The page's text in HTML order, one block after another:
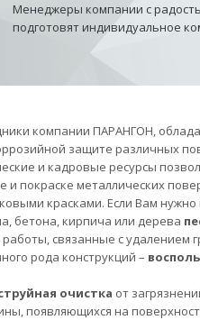
Менеджеры компании с
подготовят индивидуальное
компании ПАРАНГОН,
защите различных
и кадровые ресурсы
и покраске металлических
красками. Если Вам
бетона, кирпича или дерева
работы, связанные с удалением
рода конструкций –
очистка от
появляющихся на